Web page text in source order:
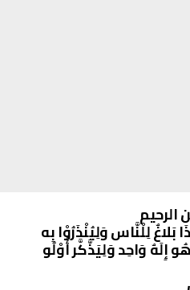
الرحيم
بَلاغٌ لِلْنَّاس وَلِيُنْذَرُوْا بِه
إِلَهٌ وَاحِد وَلِيَذَّكَّر أُوْلُو